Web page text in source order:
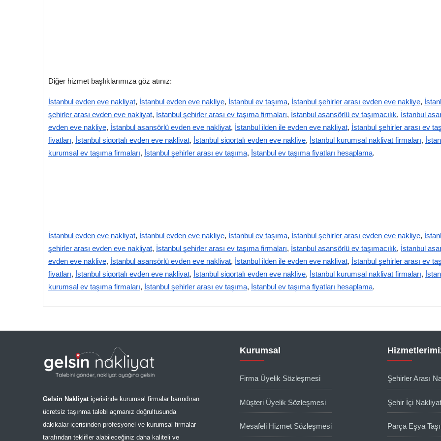
Diğer hizmet başlıklarımıza göz atınız:
İstanbul evden eve nakliyat, İstanbul evden eve nakliye, İstanbul ev taşıma, İstanbul şehirler arası evden eve nakliye,
şehirler arası evden eve nakliyat, İstanbul şehirler arası ev taşıma firmaları, İstanbul asansörlü ev taşımacılık, İstanbul
evden eve nakliye, İstanbul asansörlü evden eve nakliyat, İstanbul ilden ile evden eve nakliyat, İstanbul şehirler arası ev
fiyatları, İstanbul sigortalı evden eve nakliyat, İstanbul sigortalı evden eve nakliye, İstanbul kurumsal nakliyat firmaları,
kurumsal ev taşıma firmaları, İstanbul şehirler arası ev taşıma, İstanbul ev taşıma fiyatları hesaplama.
İstanbul evden eve nakliyat, İstanbul evden eve nakliye, İstanbul ev taşıma, İstanbul şehirler arası evden eve nakliye,
şehirler arası evden eve nakliyat, İstanbul şehirler arası ev taşıma firmaları, İstanbul asansörlü ev taşımacılık, İstanbul
evden eve nakliye, İstanbul asansörlü evden eve nakliyat, İstanbul ilden ile evden eve nakliyat, İstanbul şehirler arası ev
fiyatları, İstanbul sigortalı evden eve nakliyat, İstanbul sigortalı evden eve nakliye, İstanbul kurumsal nakliyat firmaları,
kurumsal ev taşıma firmaları, İstanbul şehirler arası ev taşıma, İstanbul ev taşıma fiyatları hesaplama.
Gelsin Nakliyatiçerisinde kurumsal firmalar barındıran
ücretsiz taşınma talebi açmanız doğrultusunda
dakikalar içerisinden profesyonel ve kurumsal firmalar
tarafından teklifler alabileceğiniz daha kaliteli ve
Kurumsal
Firma Üyelik Sözleşmesi
Müşteri Üyelik Sözleşmesi
Mesafeli Hizmet Sözleşmesi
Şehirler Arası
Şehir İçi Nakliyat
Parça Eşya